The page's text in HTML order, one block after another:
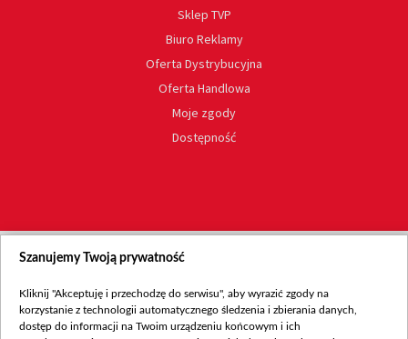
Sklep TVP
Biuro Reklamy
Oferta Dystrybucyjna
Oferta Handlowa
Moje zgody
Dostępność
Szanujemy Twoją prywatność
Kliknij "Akceptuję i przechodzę do serwisu", aby wyrazić zgody na
korzystanie z technologii automatycznego śledzenia i zbierania danych,
dostęp do informacji na Twoim urządzeniu końcowym i ich